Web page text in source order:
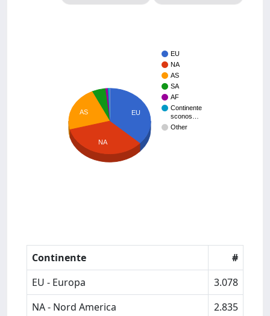
EU
NA
AS
SA
AF
Continente
sconos…
Other
EU
AS
NA
Continente
#
EU - Europa
3.078
NA - Nord America
2.835